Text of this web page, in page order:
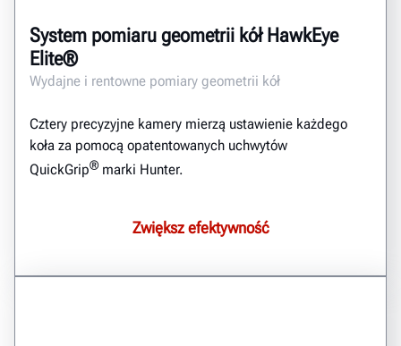
System pomiaru geometrii kół HawkEye
Elite®
Wydajne i rentowne pomiary geometrii kół
Cztery precyzyjne kamery mierzą ustawienie każdego
koła za pomocą opatentowanych uchwytów
QuickGrip®marki Hunter.
Zwiększ efektywność